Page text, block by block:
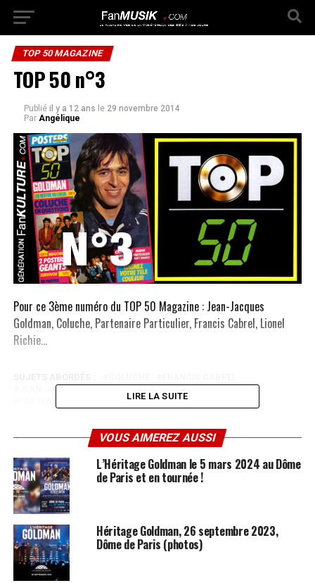
TOP 50 MAGAZINE
TOP 50 n°3
Publié il y a 12 ans le 29 novembre 2014
Par Angélique
Pour ce 3ème numéro du TOP 50 Magazine : Jean-Jacques
Goldman, Coluche, Partenaire Particulier, Francis Cabrel, Lionel
Richie…
JEAN-JACQUES GOLDMAN
PARTENAIRE PARTICULIER
STING
TOP 50 n°4
NE MANQUEZ PAS AUSSI
TOP 50 n°2
LIRE LA SUITE
VOUS AIMEREZ AUSSI
L’Héritage Goldman le 5 mars 2024 au Dôme
de Paris et en tournée !
Héritage Goldman, 26 septembre 2023,
Dôme de Paris (photos)